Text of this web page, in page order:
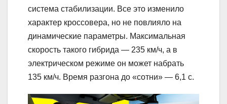
система стабилизации. Все это изменило
характер кроссовера, но не повлияло на
динамические параметры. Максимальная
скорость такого гибрида — 235 км/ч, а в
электрическом режиме он может набрать
135 км/ч. Время разгона до «сотни» — 6,1 с.